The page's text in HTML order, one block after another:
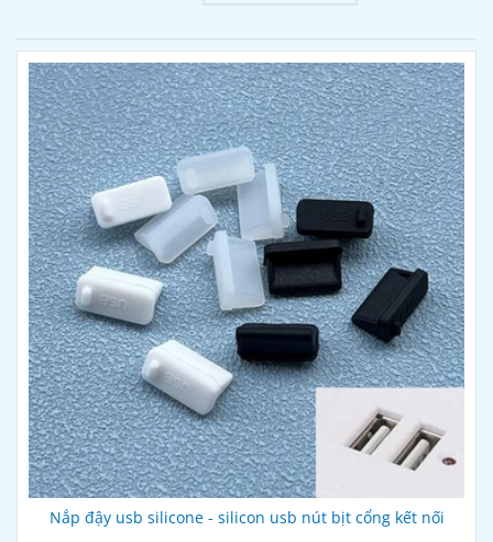
Nắp đậy usb silicone - silicon usb nút bịt cổng kết nối